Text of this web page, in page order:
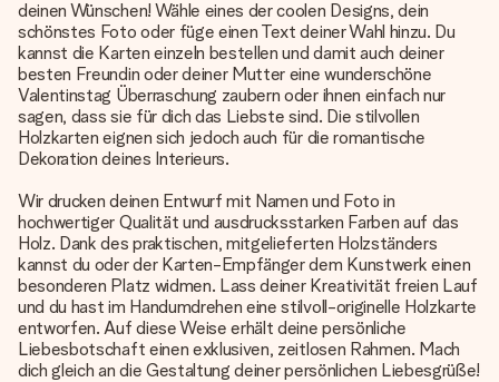
deinen Wünschen! Wähle eines der coolen Designs, dein
schönstes Foto oder füge einen Text deiner Wahl hinzu. Du
kannst die Karten einzeln bestellen und damit auch deiner
besten Freundin oder deiner Mutter eine wunderschöne
Valentinstag Überraschung zaubern oder ihnen einfach nur
sagen, dass sie für dich das Liebste sind. Die stilvollen
Holzkarten eignen sich jedoch auch für die romantische
Dekoration deines Interieurs.
Wir drucken deinen Entwurf mit Namen und Foto in
hochwertiger Qualität und ausdrucksstarken Farben auf das
Holz. Dank des praktischen, mitgelieferten Holzständers
kannst du oder der Karten-Empfänger dem Kunstwerk einen
besonderen Platz widmen. Lass deiner Kreativität freien Lauf
und du hast im Handumdrehen eine stilvoll-originelle Holzkarte
entworfen. Auf diese Weise erhält deine persönliche
Liebesbotschaft einen exklusiven, zeitlosen Rahmen. Mach
dich gleich an die Gestaltung deiner persönlichen Liebesgrüße!